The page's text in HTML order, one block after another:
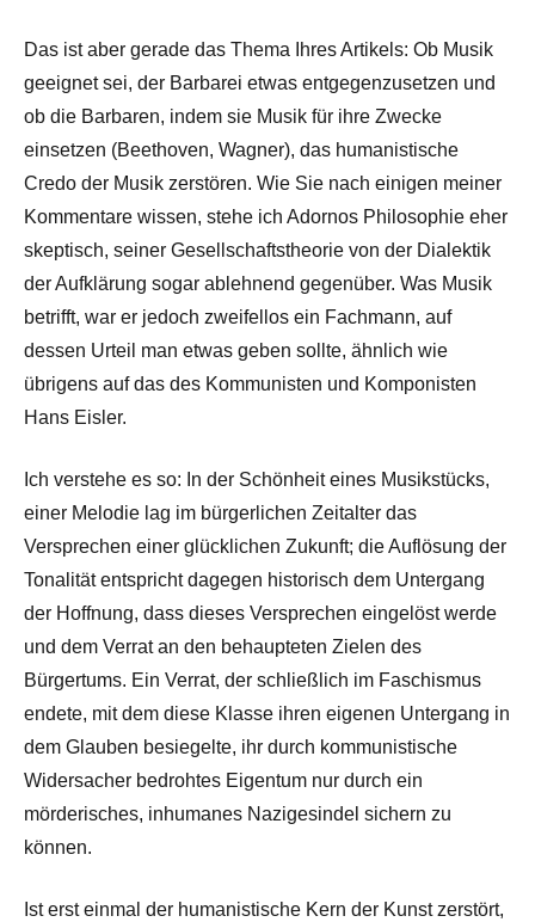
Das ist aber gerade das Thema Ihres Artikels: Ob Musik
geeignet sei, der Barbarei etwas entgegenzusetzen und
ob die Barbaren, indem sie Musik für ihre Zwecke
einsetzen (Beethoven, Wagner), das humanistische
Credo der Musik zerstören. Wie Sie nach einigen meiner
Kommentare wissen, stehe ich Adornos Philosophie eher
skeptisch, seiner Gesellschaftstheorie von der Dialektik
der Aufklärung sogar ablehnend gegenüber. Was Musik
betrifft, war er jedoch zweifellos ein Fachmann, auf
dessen Urteil man etwas geben sollte, ähnlich wie
übrigens auf das des Kommunisten und Komponisten
Hans Eisler.
Ich verstehe es so: In der Schönheit eines Musikstücks,
einer Melodie lag im bürgerlichen Zeitalter das
Versprechen einer glücklichen Zukunft; die Auflösung der
Tonalität entspricht dagegen historisch dem Untergang
der Hoffnung, dass dieses Versprechen eingelöst werde
und dem Verrat an den behaupteten Zielen des
Bürgertums. Ein Verrat, der schließlich im Faschismus
endete, mit dem diese Klasse ihren eigenen Untergang in
dem Glauben besiegelte, ihr durch kommunistische
Widersacher bedrohtes Eigentum nur durch ein
mörderisches, inhumanes Nazigesindel sichern zu
können.
Ist erst einmal der humanistische Kern der Kunst zerstört,